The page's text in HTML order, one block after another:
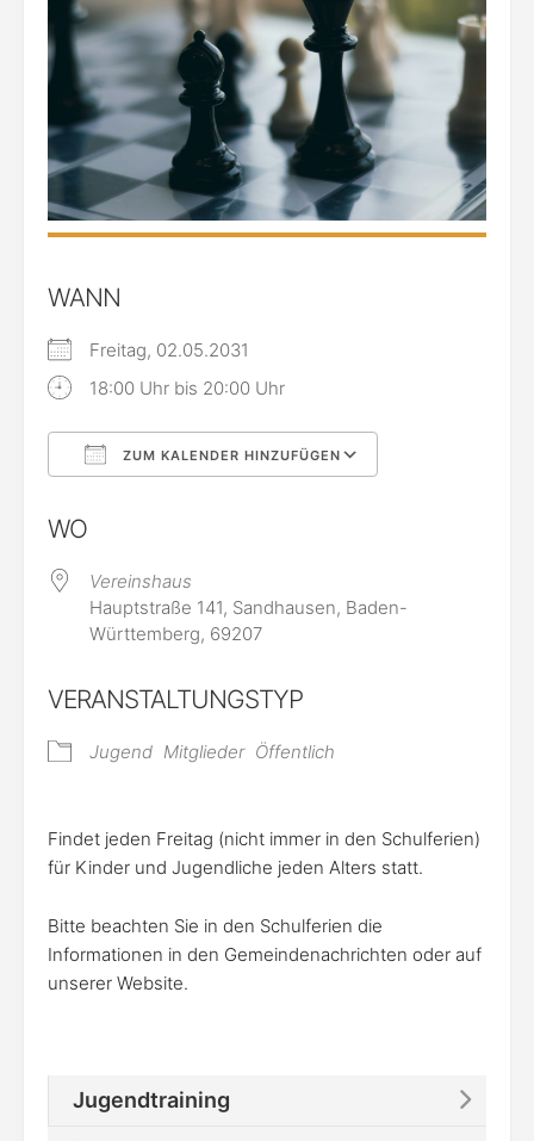
WANN
Freitag, 02.05.2031
18:00 Uhr bis 20:00 Uhr
ZUM KALENDER HINZUFÜGEN
WO
Vereinshaus
Hauptstraße 141, Sandhausen, Baden-
Württemberg, 69207
VERANSTALTUNGSTYP
Jugend Mitglieder Öffentlich
Findet jeden Freitag (nicht immer in den Schulferien)
für Kinder und Jugendliche jeden Alters statt.
Bitte beachten Sie in den Schulferien die
Informationen in den Gemeindenachrichten oder auf
unserer Website.
Jugendtraining